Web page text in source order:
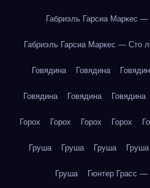
Габриэль Гарсиа Маркес
Габриэль Гарсиа Маркес — Сто
Говядина Говядина
Говядина Говядина Говядина
Горох Горох Горох Горох
Груша Груша Груша Груша
Груша Гюнтер Грасс —